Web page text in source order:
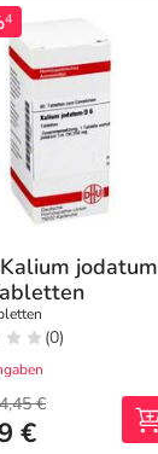
4
jodatum
(0)
€
€